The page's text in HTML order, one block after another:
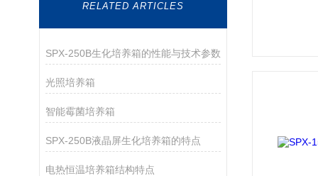
RELATED ARTICLES
SPX-250B生化培养箱的性能与技术参数
光照培养箱
智能霉菌培养箱
SPX-250B液晶屏生化培养箱的特点
电热恒温培养箱结构特点